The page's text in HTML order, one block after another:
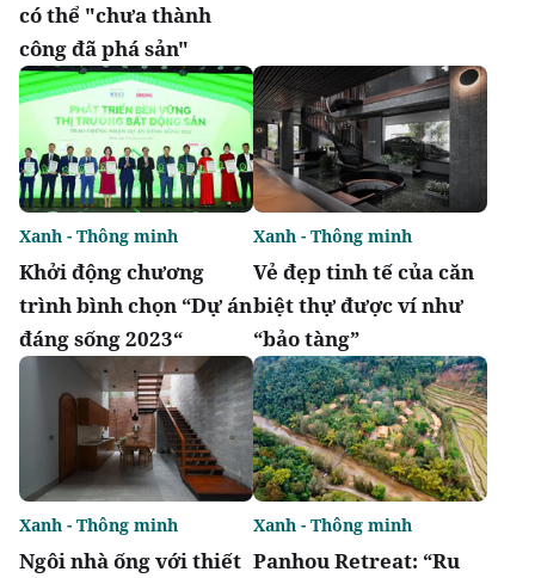
có thể "chưa thành
công đã phá sản"
Khởi động chương
trình bình chọn “Dự án
đáng sống 2023“
Xanh - Thông minh
Vẻ đẹp tinh tế của căn
biệt thự được ví như
“bảo tàng”
Xanh - Thông minh
Ngôi nhà ống với thiết
Xanh - Thông minh
Panhou Retreat: “Ru
Xanh - Thông minh